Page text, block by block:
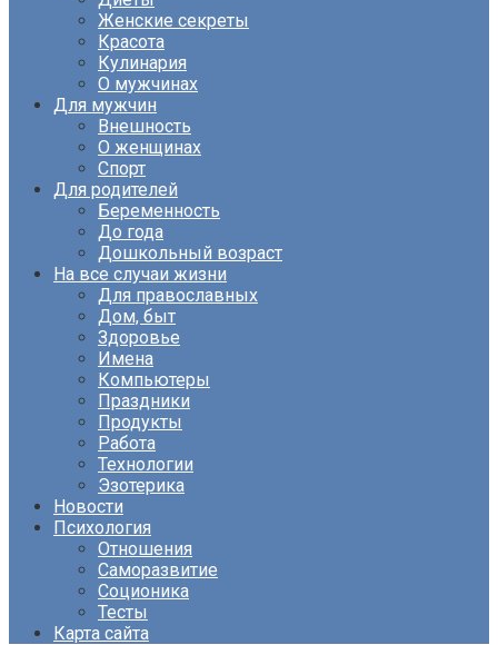
Женские секреты
Красота
Кулинария
О мужчинах
Для мужчин
Внешность
О женщинах
Спорт
Для родителей
Беременность
До года
Дошкольный возраст
На все случаи жизни
Для православных
Дом, быт
Здоровье
Имена
Компьютеры
Праздники
Продукты
Работа
Технологии
Эзотерика
Новости
Психология
Отношения
Саморазвитие
Соционика
Тесты
Карта сайта